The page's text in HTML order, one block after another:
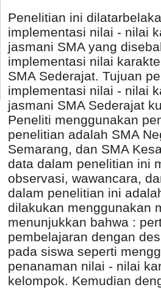
Penelitian ini
implementasi nilai - nilai
jasmani SMA yang
implementasi nilai
SMA Sederajat. Tujuan
implementasi nilai - nilai
jasmani SMA Sederajat
Peneliti menggunakan
penelitian adalah SMA
Semarang, dan SMA
data dalam penelitian ini
observasi, wawancara,
dalam penelitian ini
dilakukan menggunakan
menunjukkan bahwa :
pembelajaran dengan
pada siswa seperti
penanaman nilai - nilai
kelompok. Kemudian